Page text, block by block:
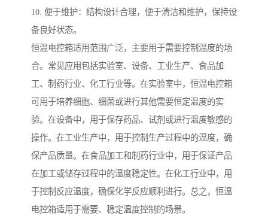
10. 便于维护：结构设计合理，便于清洁和维护，保持设
备良好状态。
恒温电控箱适用范围广泛，主要用于需要控制温度的场
合。常见应用包括实验室、设备、工业生产、食品加
工、制药行业、化工行业等。在实验室中，恒温电控箱
可用于培养细胞、细菌或进行其他需要恒定温度的实
验。在设备中，用于保存药品、试剂或进行温度敏感的
操作。在工业生产中，用于控制生产过程中的温度，确
保产品质量。在食品加工和制药行业中，用于保证产品
在加工或储存过程中的温度稳定性。在化工行业中，用
于控制反应温度，确保化学反应顺利进行。总之，恒温
电控箱适用于需要、稳定温度控制的场景。